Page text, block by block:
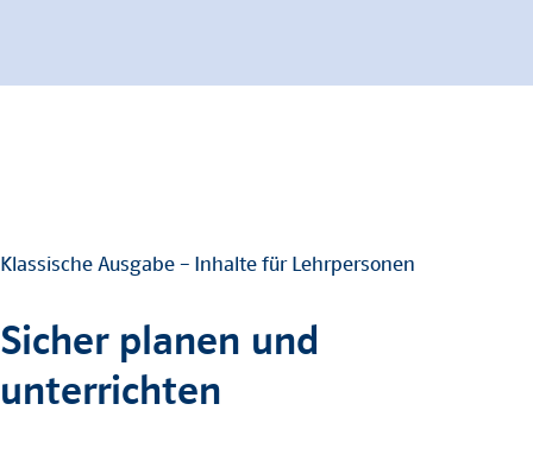
Klassische Ausgabe – Inhalte für Lehrpersonen
Sicher planen und
unterrichten